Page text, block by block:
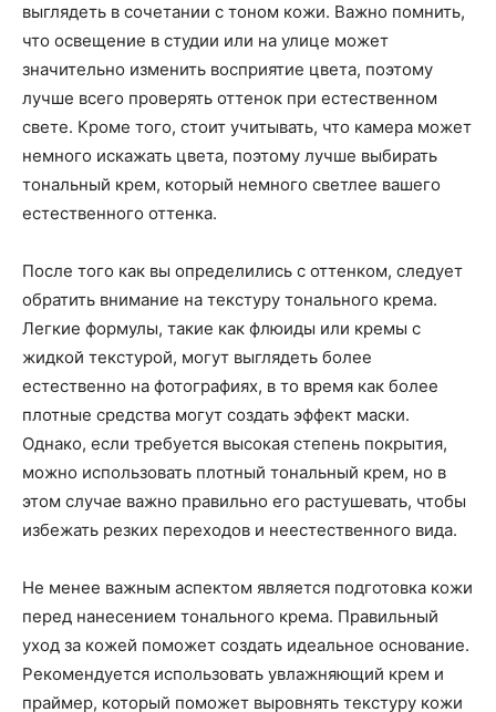
выглядеть в сочетании с тоном кожи. Важно помнить,
что освещение в студии или на улице может
значительно изменить восприятие цвета, поэтому
лучше всего проверять оттенок при естественном
свете. Кроме того, стоит учитывать, что камера может
немного искажать цвета, поэтому лучше выбирать
тональный крем, который немного светлее вашего
естественного оттенка.
После того как вы определились с оттенком, следует
обратить внимание на текстуру тонального крема.
Легкие формулы, такие как флюиды или кремы с
жидкой текстурой, могут выглядеть более
естественно на фотографиях, в то время как более
плотные средства могут создать эффект маски.
Однако, если требуется высокая степень покрытия,
можно использовать плотный тональный крем, но в
этом случае важно правильно его растушевать, чтобы
избежать резких переходов и неестественного вида.
Не менее важным аспектом является подготовка кожи
перед нанесением тонального крема. Правильный
уход за кожей поможет создать идеальное основание.
Рекомендуется использовать увлажняющий крем и
праймер, который поможет выровнять текстуру кожи